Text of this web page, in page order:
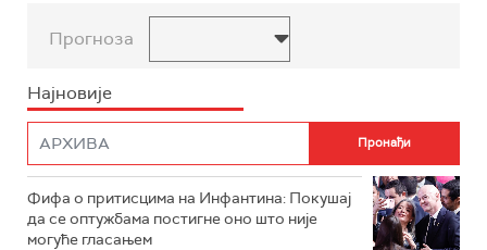
Прогноза
Најновије
Фифа о притисцима на Инфантина: Покушај
да се оптужбама постигне оно што није
могуће гласањем